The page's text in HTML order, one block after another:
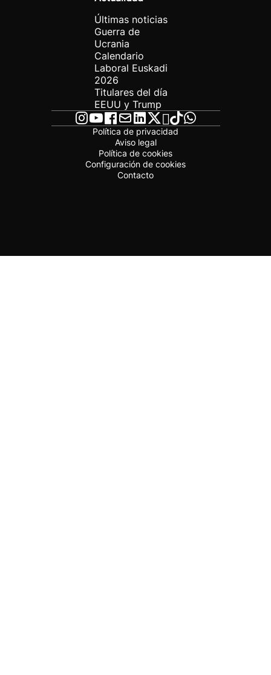
Últimas noticias
Guerra de
Ucrania
Calendario
Laboral Euskadi
2026
Titulares del día
EEUU y Trump
Política de privacidad
Aviso legal
Política de cookies
Configuración de cookies
Contacto